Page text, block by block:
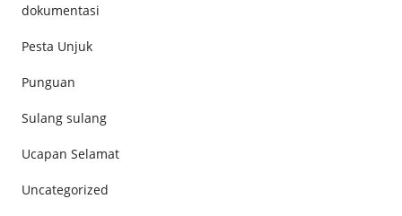
dokumentasi
Pesta Unjuk
Punguan
Sulang sulang
Ucapan Selamat
Uncategorized